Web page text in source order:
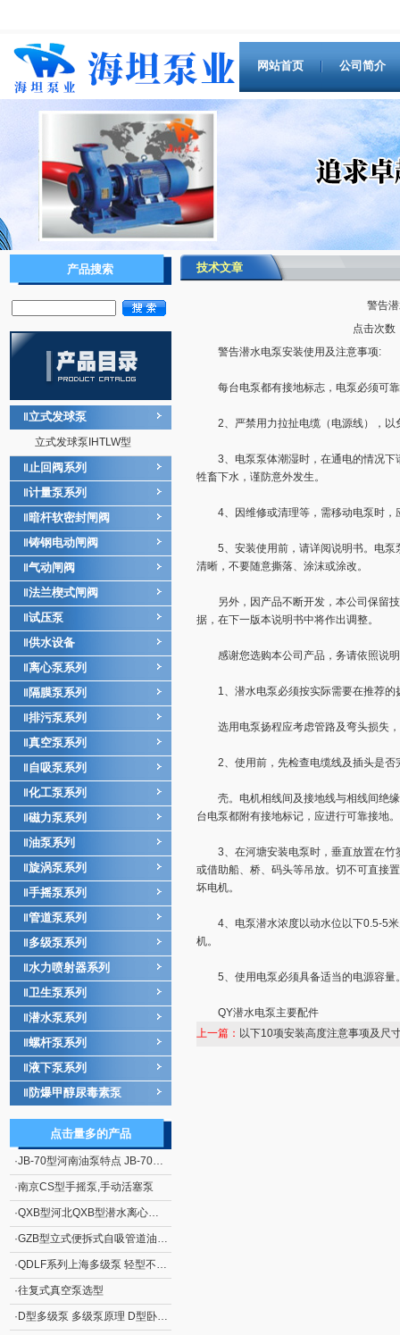
网站首页 公司简介
产品搜索
立式发球泵
立式发球泵IHTLW型
止回阀系列
计量泵系列
暗杆软密封闸阀
铸钢电动闸阀
气动闸阀
法兰楔式闸阀
试压泵
供水设备
离心泵系列
隔膜泵系列
排污泵系列
真空泵系列
自吸泵系列
化工泵系列
磁力泵系列
油泵系列
旋涡泵系列
手摇泵系列
管道泵系列
多级泵系列
水力喷射器系列
卫生泵系列
潜水泵系列
螺杆泵系列
液下泵系列
防爆甲醇尿毒素泵
点击量多的产品
·JB-70型河南油泵特点 JB-70型电动、手摇二用计量加油泵
·南京CS型手摇泵,手动活塞泵
·QXB型河北QXB型潜水离心式曝气机
·GZB型立式便拆式自吸管道油泵GZB型立式自吸泵
·QDLF系列上海多级泵 轻型不锈钢立式多级离心泵
·往复式真空泵选型
· D型多级泵 多级泵原理 D型卧式分段式清水多级泵
技术文章
警告
点击次数
警告潜水电泵安装使用及注意事项:
每台电泵都有接地标志，电泵必须可靠
2、严禁用力拉扯电缆（电源线），以
3、电泵泵体潮湿时，在通电的情况下
牲畜下水，谨防意外发生。
4、因维修或清理等，需移动电泵时，
5、安装使用前，请详阅说明书。电泵
清晰，不要随意撕落、涂沫或涂改。
另外，因产品不断开发，本公司保留技
据，在下一版本说明书中将作出调整。
感谢您选购本公司产品，务请依照说明
1、潜水电泵必须按实际需要在推荐的
选用电泵扬程应考虑管路及弯头损失，
2、使用前，先检查电缆线及插头是否
壳。电机相线间及接地线与相线间绝缘
台电泵都附有接地标记，应进行可靠接地。
3、在河塘安装电泵时，垂直放置在竹
或借助船、桥、码头等吊放。切不可直接
坏电机。
4、电泵潜水浓度以动水位以下0.5-5米
机。
5、使用电泵必须具备适当的电源容量
QY潜水电泵主要配件
上一篇： 以下10项安装高度注意事项及尺